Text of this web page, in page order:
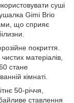
суші
Gimi Brio
що сприяє
покриття.
матеріалів,
стане
кімнаті.
50-річчя,
ставлення